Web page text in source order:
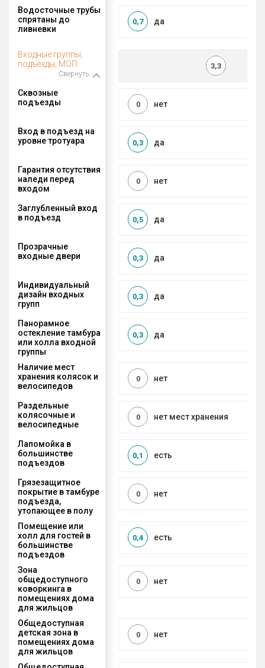
Водосточные трубы
спрятаны до
ливневки
да
0,7
Входные группы,
подъезды, МОП
Свернуть
3,3
Сквозные
подъезды
нет
0
Вход в подъезд на
уровне тротуара
да
0,3
Гарантия отсутствия
наледи перед
входом
нет
0
Заглубленный вход
в подъезд
да
0,5
Прозрачные
входные двери
да
0,3
Индивидуальный
дизайн входных
групп
да
0,3
Панорамное
остекление тамбура
или холла входной
группы
да
0,3
Наличие мест
хранения колясок и
велосипедов
нет
0
Раздельные
колясочные и
велосипедные
нет мест хранения
0
Лапомойка в
большинстве
подъездов
есть
0,1
Грязезащитное
покрытие в тамбуре
подъезда,
утопающее в полу
нет
0
Помещение или
холл для гостей в
большинстве
подъездов
есть
0,4
Зона
общедоступного
коворкинга в
помещениях дома
для жильцов
нет
0
Общедоступная
детская зона в
помещениях дома
для жильцов
нет
0